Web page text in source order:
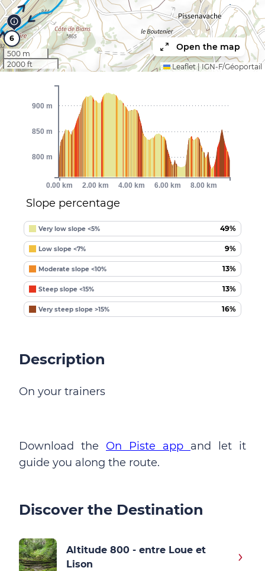
6
500 m
2000 ft
Open the map
Leaflet |IGN-F/Géoportail
Slope percentage
Very low slope <5% 49%
Low slope <7% 9%
Moderate slope <10% 13%
Steep slope <15% 13%
Very steep slope >15% 16%
0.00 km 2.00 km 4.00 km 6.00 km 8.00 km
800 m
850 m
900 m
Description
On your trainers
Download the On Piste app and let it
guide you along the route.
Discover the Destination
Altitude 800 - entre Loue et
Lison